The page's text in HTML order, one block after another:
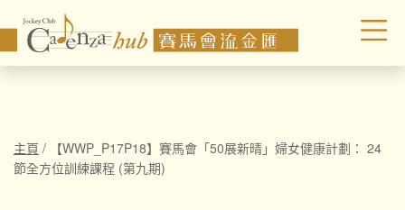
主頁 /
【WWP_P17P18】賽馬會「50展新晴」婦女健康計劃： 24
節全方位訓練課程 (第九期)